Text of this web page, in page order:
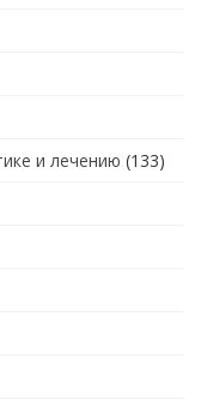
и лечению (133)